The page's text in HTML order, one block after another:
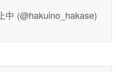
(@hakuino_hakase)